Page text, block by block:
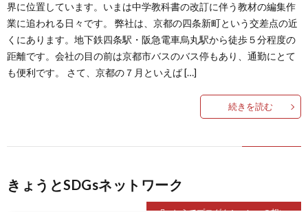
界に位置しています。いまは中学教科書の改訂に伴う教材の編集作
業に追われる日々です。 弊社は、京都の四条新町という交差点の近
くにあります。地下鉄四条駅・阪急電車烏丸駅から徒歩５分程度の
距離です。会社の目の前は京都市バスのバス停もあり、通勤にとて
も便利です。 さて、京都の７月といえば […]
続きを読む
きょうとSDGsネットワーク